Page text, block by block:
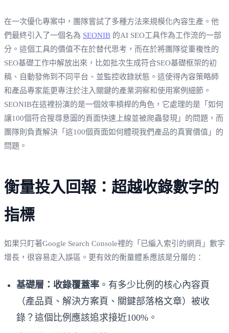
在一次優化專案中，團隊嘗試了多種方法來規模化內容生產。他
們最終引入了一個名為 SEONIB 的AI SEO工具作為工作流的一部
分。這個工具的價值不在於替代思考，而在於將團隊從重複性的
SEO基礎工作中解放出來，比如批次生成符合SEO基礎框架的初
稿、自動發佈到不同平台、並監控收錄狀態。這使得內容策略師
和產品專家能更專注於注入關鍵的產業洞察和使用案例細節。
SEONIB在這裡扮演的是一個效率槓桿的角色，它處理的是「如何
讓100個符合搜尋意圖的頁面快速上線並被爬蟲發現」的問題，而
團隊則負責解決「這100個頁面如何體現我們產品的真實價值」的
問題。
衡量投入回報：超越收錄數字的
指標
如果只盯著Google Search Console裡的「已編入索引的網頁」數字
增長，很容易走入誤區。更有效的衡量體系應該是分層的：
基礎層：收錄覆蓋率 。有多少比例的核心內容頁
（產品頁、解決方案頁、關鍵部落格文章）被收
錄？這個比例應該追求接近100%。